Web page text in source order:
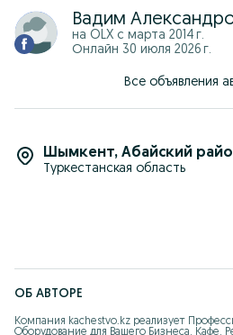
(Гавайское Мороженное)
- Фризеры для Мягкого
- Попкорн Аппараты
- Аппараты для производства
- Роликовые Грили для Сосисок
- Кондиционеры
на OLX с марта 2014 г.
Онлайн 30 июля 2026 г.
Все объявления
Шымкент, Абайский
Туркестанская область
ОБ АВТОРЕ
Компания kachestvo.kz реализует
Оборудование для Вашего Бизнеса, Кафе,